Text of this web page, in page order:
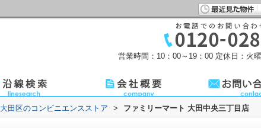
営業時間：10：00～19：00 定休日：火
大田区のコンビニエンスストア > ファミリーマート 大田中央三丁目店